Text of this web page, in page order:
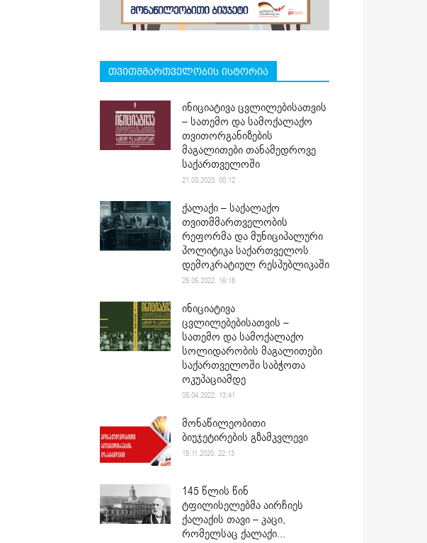
თვითმმართველობის ისტორია
ინიციატივა ცვლილებისათვის
– სათემო და სამოქალაქო
თვითორგანიზების
მაგალითები თანამედროვე
საქართველოში
21.03.2023. 00:12
ქალაქი – საქალაქო
თვითმმართველობის
რეფორმა და მუნიციპალური
პოლიტიკა საქართველოს
დემოკრატიულ რესპუბლიკაში
25.05.2022. 16:18
ინიციატივა
ცვლილებებისათვის –
სათემო და სამოქალაქო
სოლიდარობის მაგალითები
საქართველოში საბჭოთა
ოკუპაციამდე
05.04.2022. 13:41
მონაწილეობითი
ბიუჯეტირების გზამკვლევი
19.11.2020. 22:13
145 წლის წინ
ტფილისელებმა აირჩიეს
ქალაქის თავი – კაცი,
რომელსაც ქალაქი...